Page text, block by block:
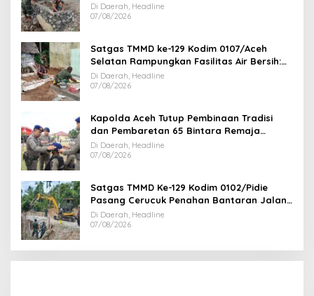
Di Daerah, Headline
07/08/2026
Satgas TMMD ke-129 Kodim 0107/Aceh
Selatan Rampungkan Fasilitas Air Bersih:
Tapak Tower Mulai Dipasang
Di Daerah, Headline
07/08/2026
Kapolda Aceh Tutup Pembinaan Tradisi
dan Pembaretan 65 Bintara Remaja
Satbrimob Polda Aceh
Di Daerah, Headline
07/08/2026
Satgas TMMD Ke-129 Kodim 0102/Pidie
Pasang Cerucuk Penahan Bantaran Jalan,
Perkuat Fondasi Jembatan
Di Daerah, Headline
07/08/2026